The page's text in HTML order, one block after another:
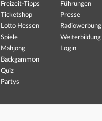
Freizeit-Tipps
Ticketshop
Lotto Hessen
Spiele
Mahjong
Backgammon
Quiz
Partys
Führungen
Presse
Radiowerbung
Weiterbildung
Login